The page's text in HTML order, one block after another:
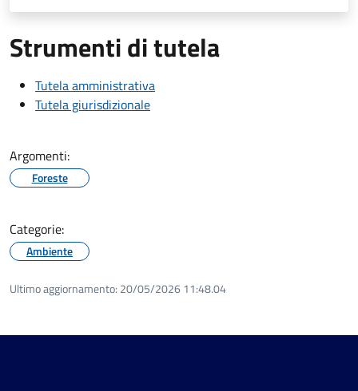
Strumenti di tutela
Tutela amministrativa
Tutela giurisdizionale
Argomenti:
Foreste
Categorie:
Ambiente
Ultimo aggiornamento: 20/05/2026 11:48.04